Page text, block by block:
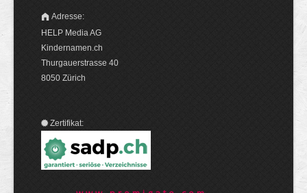
Adresse:
HELP Media AG
Kindernamen.ch
Thurgauerstrasse 40
8050 Zürich
Zertifikat: